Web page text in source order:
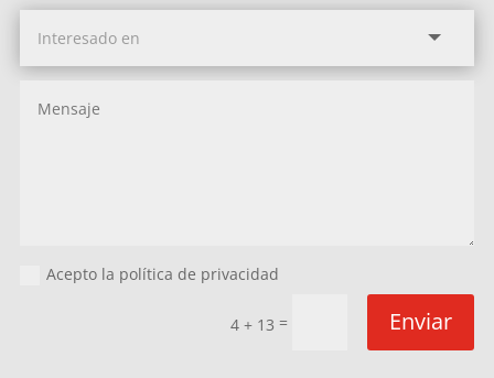
Acepto la política de privacidad
4 + 13 = Enviar